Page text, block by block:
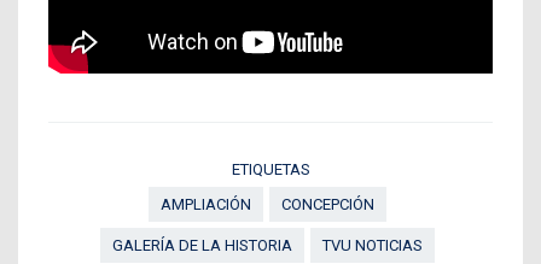
ETIQUETAS
AMPLIACIÓN
CONCEPCIÓN
GALERÍA DE LA HISTORIA TVU NOTICIAS